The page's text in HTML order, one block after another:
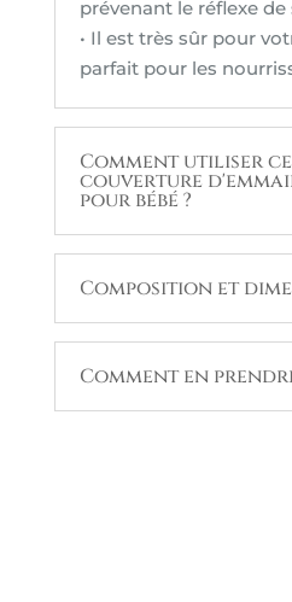
prévenant le réflexe de
• Il est très sûr pour
parfait pour les
Comment utiliser
couverture
pour bébé ?
Composition et
Comment en